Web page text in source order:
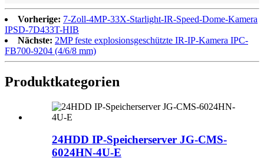
Vorherige: 7-Zoll-4MP-33X-Starlight-IR-Speed-Dome-Kamera
IPSD-7D433T-HIB
Nächste: 2MP feste explosionsgeschützte IR-IP-Kamera IPC-
FB700-9204 (4/6/8 mm)
Produktkategorien
24HDD IP-Speicherserver JG-CMS-
6024HN-4U-E